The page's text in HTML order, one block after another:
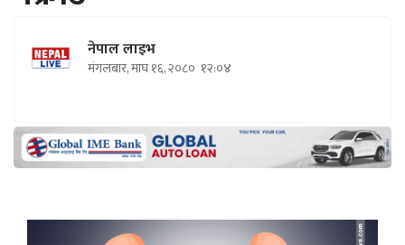
नेपाल लाइभ
मंगलबार, माघ १६, २०८० १२:०४